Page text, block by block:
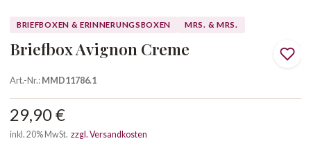
BRIEFBOXEN & ERINNERUNGSBOXEN MRS. & MRS.
Briefbox Avignon Creme
Art.-Nr.:MMD11786.1
29,90 €
inkl. 20% MwSt. zzgl. Versandkosten